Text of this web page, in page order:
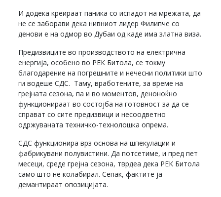
И додека креираат паника со испадот на мрежата, да
не се заборави дека нивниот лидер Филипче со
денови е на одмор во Дубаи од каде има златна виза.
Предизвиците во производството на електрична
енергија, особено во РЕК Битола, се токму
благодарение на погрешните и нечесни политики што
ги водеше СДС. Таму, вработените, за време на
грејната сезона, па и во моментов, деноноќно
функционираат во состојба на готовност за да се
справат со сите предизвици и несоодветно
одржуваната техничко-технолошка опрема.
СДС функционира врз основа на шпекулации и
фабрикувани полувистини. Да потсетиме, и пред пет
месеци, среде грејна сезона, тврдеа дека РЕК Битола
само што не колабирал. Сепак, фактите ја
демантираат опозицијата.